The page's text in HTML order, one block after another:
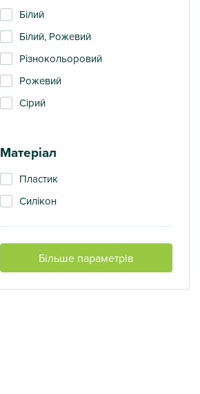
Білий
Білий, Рожевий
Різнокольоровий
Рожевий
Сірий
Матеріал
Пластик
Силікон
Більше параметрів